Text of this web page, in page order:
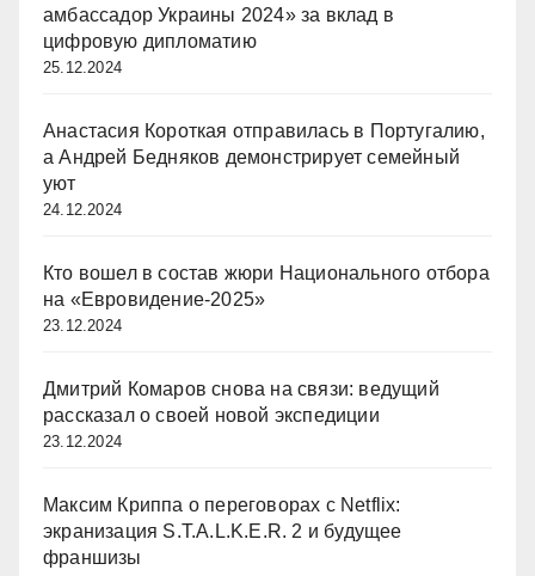
амбассадор Украины 2024» за вклад в
цифровую дипломатию
25.12.2024
Анастасия Короткая отправилась в Португалию,
а Андрей Бедняков демонстрирует семейный
уют
24.12.2024
Кто вошел в состав жюри Национального отбора
на «Евровидение-2025»
23.12.2024
Дмитрий Комаров снова на связи: ведущий
рассказал о своей новой экспедиции
23.12.2024
Максим Криппа о переговорах с Netflix:
экранизация S.T.A.L.K.E.R. 2 и будущее
франшизы